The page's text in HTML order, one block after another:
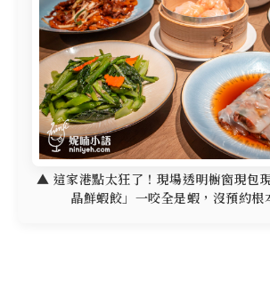
▲ 這家港點太狂了！現場透明櫥窗現包
晶鮮蝦餃」一咬全是蝦，沒預約根